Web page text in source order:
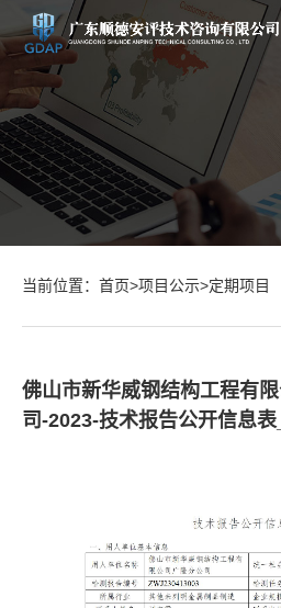
当前位置： 首页>项目公示>定期项目
佛山市新华威钢结构工程有
司-2023-技术报告公开信息表